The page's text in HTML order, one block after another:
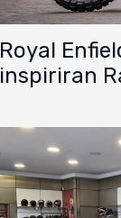
Royal
inspiriran